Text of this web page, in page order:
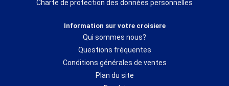
Charte de protection des données personnelles
Information sur votre croisiere
Qui sommes nous?
Questions fréquentes
Conditions générales de ventes
Plan du site